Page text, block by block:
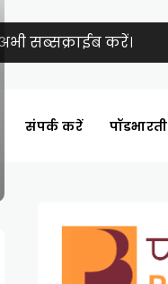
सब्सक्राईब करें।
संपर्क करें पॉडभारती